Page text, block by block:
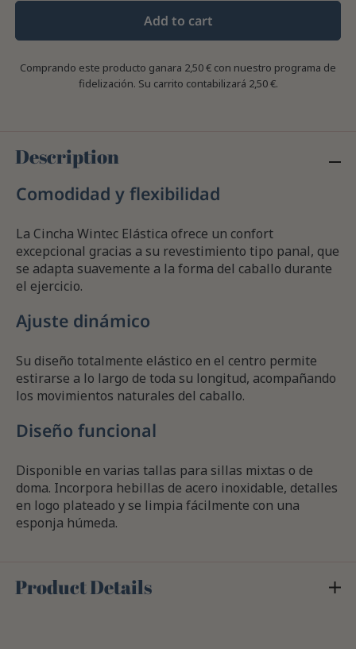
Add to cart
Comprando este producto ganara 2,50 € con nuestro programa de
fidelización. Su carrito contabilizará 2,50 €.
Description
Comodidad y flexibilidad
La Cincha Wintec Elástica ofrece un confort
excepcional gracias a su revestimiento tipo panal, que
se adapta suavemente a la forma del caballo durante
el ejercicio.
Ajuste dinámico
Su diseño totalmente elástico en el centro permite
estirarse a lo largo de toda su longitud, acompañando
los movimientos naturales del caballo.
Diseño funcional
Disponible en varias tallas para sillas mixtas o de
doma. Incorpora hebillas de acero inoxidable, detalles
en logo plateado y se limpia fácilmente con una
esponja húmeda.
Product Details